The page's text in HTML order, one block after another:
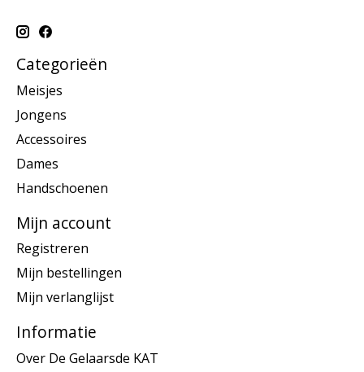
Categorieën
Meisjes
Jongens
Accessoires
Dames
Handschoenen
Mijn account
Registreren
Mijn bestellingen
Mijn verlanglijst
Informatie
Over De Gelaarsde KAT